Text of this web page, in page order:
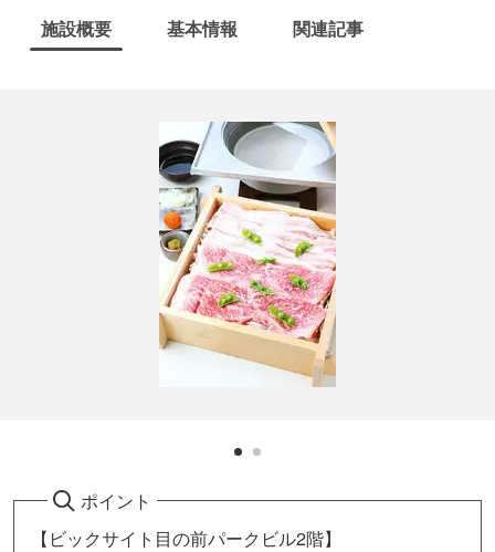
施設概要 基本情報 関連記事
ポイント
【ビックサイト目の前パークビル2階】